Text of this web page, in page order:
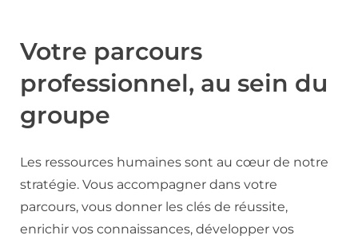
Votre parcours
professionnel, au sein du
groupe
Les ressources humaines sont au cœur de notre
stratégie. Vous accompagner dans votre
parcours, vous donner les clés de réussite,
enrichir vos connaissances, développer vos